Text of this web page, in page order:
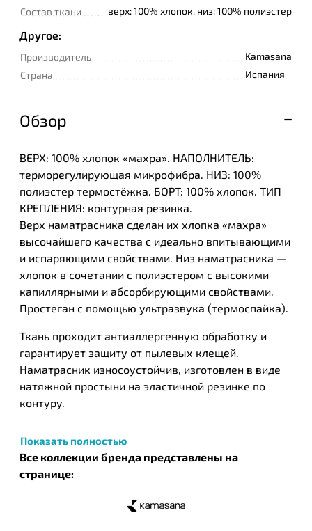
Состав ткани
верх: 100% хлопок, низ: 100% полиэстер
Другое:
Производитель
Kamasana
Страна
Испания
Обзор
ВЕРХ: 100% хлопок «махра». НАПОЛНИТЕЛЬ:
терморегулирующая микрофибра. НИЗ: 100%
полиэстер термостёжка. БОРТ: 100% хлопок. ТИП
КРЕПЛЕНИЯ: контурная резинка.
Верх наматрасника сделан их хлопка «махра»
высочайшего качества с идеально впитывающими
и испаряющими свойствами. Низ наматрасника —
хлопок в сочетании с полиэстером с высокими
капиллярными и абсорбирующими свойствами.
Простеган с помощью ультразвука (термоспайка).
Ткань проходит антиаллергенную обработку и
гарантирует защиту от пылевых клещей.
Наматрасник износоустойчив, изготовлен в виде
натяжной простыни на эластичной резинке по
контуру.
Компания использует современные технологии
производства, постоянно совершенствуя их и, при
этом продолжая чтить многолетние традиции,
заложенные Кандидо Пенальбо Моренкосом.
Сегодня дело основателя компании продолжают
Показать полностью
Все коллекции бренда представлены на
странице: